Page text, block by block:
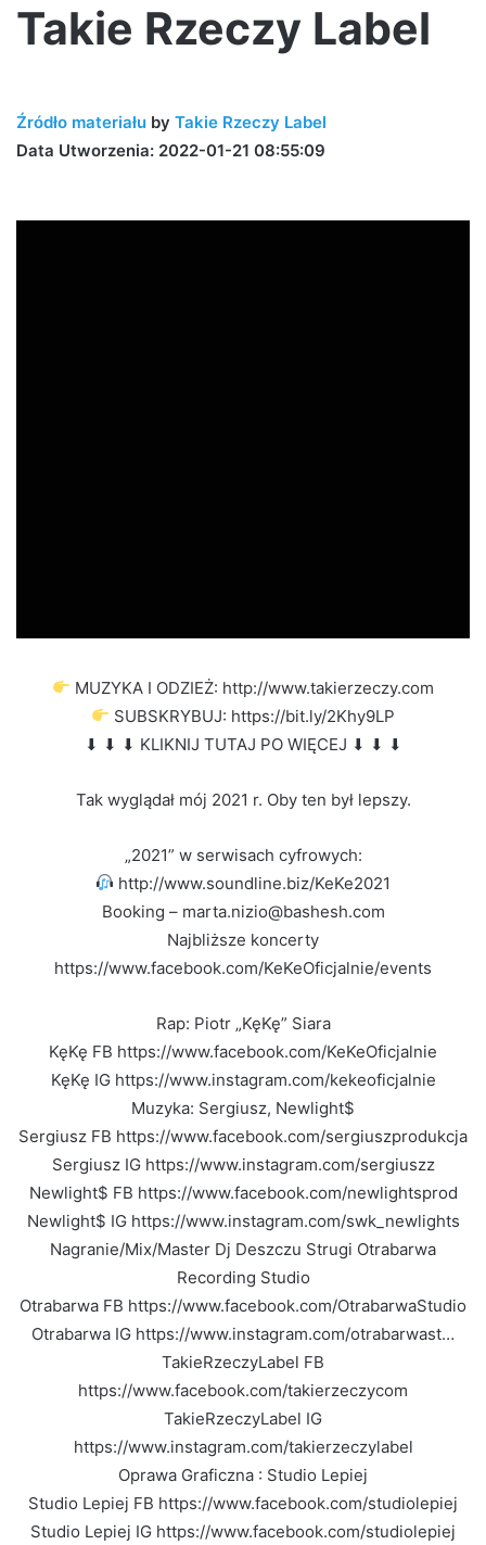
Takie Rzeczy Label
Źródło materiału by Takie Rzeczy Label
Data Utworzenia: 2022-01-21 08:55:09
MUZYKA I ODZIEŻ: http://www.takierzeczy.com
SUBSKRYBUJ: https://bit.ly/2Khy9LP
⬇ ⬇ ⬇ KLIKNIJ TUTAJ PO WIĘCEJ ⬇ ⬇ ⬇
Tak wyglądał mój 2021 r. Oby ten był lepszy.
„2021” w serwisach cyfrowych:
http://www.soundline.biz/KeKe2021
Booking – marta.nizio@bashesh.com
Najbliższe koncerty
https://www.facebook.com/KeKeOficjalnie/events
Rap: Piotr „KęKę” Siara
KęKę FB https://www.facebook.com/KeKeOficjalnie
KęKę IG https://www.instagram.com/kekeoficjalnie
Muzyka: Sergiusz, Newlight$
Sergiusz FB https://www.facebook.com/sergiuszprodukcja
Sergiusz IG https://www.instagram.com/sergiuszz
Newlight$ FB https://www.facebook.com/newlightsprod
Newlight$ IG https://www.instagram.com/swk_newlights
Nagranie/Mix/Master Dj Deszczu Strugi Otrabarwa
Recording Studio
Otrabarwa FB https://www.facebook.com/OtrabarwaStudio
Otrabarwa IG https://www.instagram.com/otrabarwast…
TakieRzeczyLabel FB
https://www.facebook.com/takierzeczycom
TakieRzeczyLabel IG
https://www.instagram.com/takierzeczylabel
Oprawa Graficzna : Studio Lepiej
Studio Lepiej FB https://www.facebook.com/studiolepiej
Studio Lepiej IG https://www.facebook.com/studiolepiej